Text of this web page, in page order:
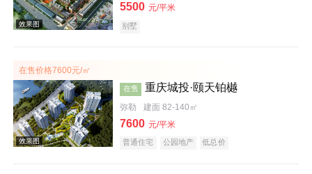
效果图
5500 元/平米
别墅
在售价格7600元/㎡
在售 重庆城投·颐天铂樾
弥勒 建面 82-140㎡
7600 元/平米
普通住宅 公园地产 低总价